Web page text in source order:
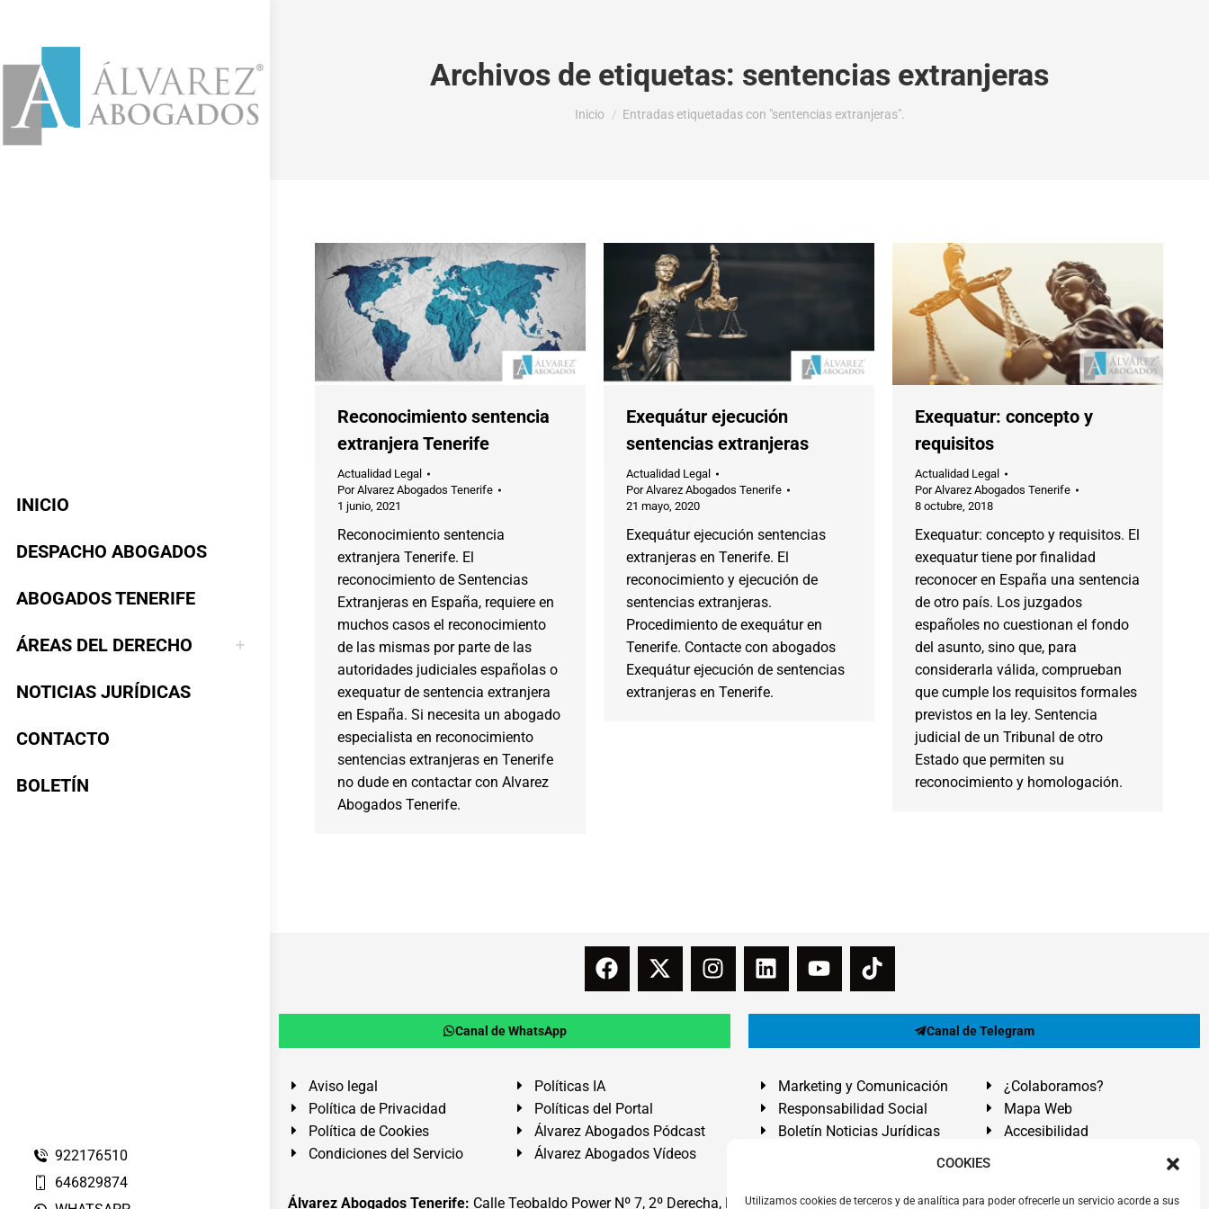
COOKIES
Utilizamos cookies de terceros y de analítica para poder ofrecerle un servicio acorde a sus
INICIO
DESPACHO ABOGADOS
ABOGADOS TENERIFE
ÁREAS DEL DERECHO
NOTICIAS JURÍDICAS
CONTACTO
BOLETÍN
922176510
646829874
Archivos de etiquetas: sentencias extranjeras
Estás aquí:
Inicio Entradas etiquetadas con "sentencias extranjeras".
Reconocimiento sentencia
extranjera Tenerife
Actualidad Legal
PorAlvarez Abogados Tenerife
1 junio, 2021
Reconocimiento sentencia
extranjera Tenerife. El
reconocimiento de Sentencias
Extranjeras en España, requiere en
muchos casos el reconocimiento
de las mismas por parte de las
autoridades judiciales españolas o
exequatur de sentencia extranjera
en España. Si necesita un abogado
especialista en reconocimiento
sentencias extranjeras en Tenerife
no dude en contactar con Alvarez
Abogados Tenerife.
Exequátur ejecución
sentencias extranjeras
Actualidad Legal
PorAlvarez Abogados Tenerife
21 mayo, 2020
Exequátur ejecución sentencias
extranjeras en Tenerife. El
reconocimiento y ejecución de
sentencias extranjeras.
Procedimiento de exequátur en
Tenerife. Contacte con abogados
Exequátur ejecución de sentencias
extranjeras en Tenerife.
Exequatur: concepto y
requisitos
Actualidad Legal
PorAlvarez Abogados Tenerife
8 octubre, 2018
Exequatur: concepto y requisitos. El
exequatur tiene por finalidad
reconocer en España una sentencia
de otro país. Los juzgados
españoles no cuestionan el fondo
del asunto, sino que, para
considerarla válida, comprueban
que cumple los requisitos formales
previstos en la ley. Sentencia
judicial de un Tribunal de otro
Estado que permiten su
reconocimiento y homologación.
Canal de WhatsApp Canal de Telegram
Aviso legal
Política de Privacidad
Política de Cookies
Condiciones del Servicio
Políticas IA
Políticas del Portal
Álvarez Abogados Pódcast
Álvarez Abogados Vídeos
Marketing y Comunicación
Responsabilidad Social
Boletín Noticias Jurídicas
¿Colaboramos?
Mapa Web
Accesibilidad
Álvarez Abogados Tenerife: Calle Teobaldo Power Nº 7, 2º Derecha, El Médano, Granadilla de Abona, Santa Cruz de Tenerife. Islas Canarias.